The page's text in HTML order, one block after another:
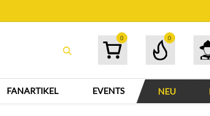
0 0
FANARTIKEL EVENTS NEU